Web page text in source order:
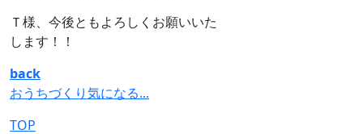
Ｔ様、今後ともよろしくお願いいた
します！！
back
おうちづくり気になる...
TOP